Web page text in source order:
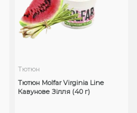
Тютюн
Тютюн Molfar Virginia Line
Кавунове Зілля (40 г)